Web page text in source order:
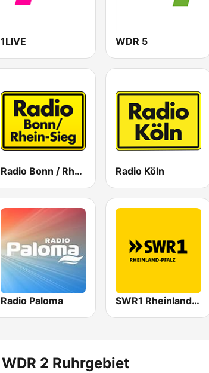
1LIVE WDR 5
Radio Bonn / Rhein-Sieg 99.9 Radio Köln
Radio Paloma SWR1 Rheinland-Pfalz
WDR 2 Ruhrgebiet